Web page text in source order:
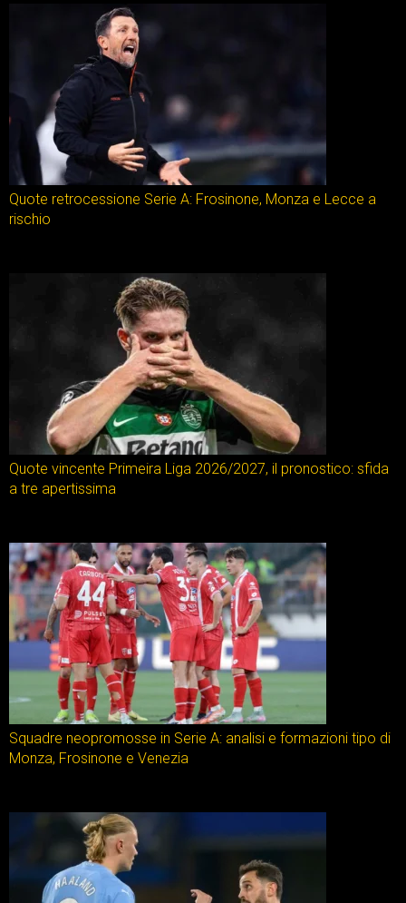
Quote retrocessione Serie A: Frosinone, Monza e Lecce a
rischio
Quote vincente Primeira Liga 2026/2027, il pronostico: sfida
a tre apertissima
Squadre neopromosse in Serie A: analisi e formazioni tipo di
Monza, Frosinone e Venezia